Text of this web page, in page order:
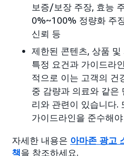
보증/보장 주장, 효능
0%~100% 정량화 주
신뢰 등
제한된 콘텐츠, 상품
특정 요건과 가이드라
적으로 이는 고객의 건
중 감량과 의료와 같은
리와 관련이 있습니다.
가이드라인을 준수해
자세한 내용은 아마존 광고
책을 참조하세요.